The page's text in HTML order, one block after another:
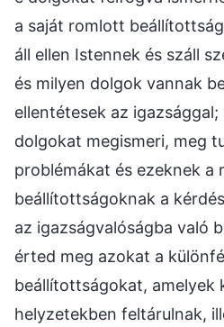
a saját romlott
áll ellen Istennek és száll
és milyen dolgok vannak
ellentétesek az
dolgokat megismeri, meg
problémákat és ezeknek a
beállítottságoknak a
az igazságvalóságba való
érted meg azokat a
beállítottságokat, amelyek
helyzetekben feltárulnak,